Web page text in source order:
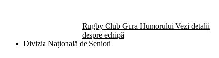
Rugby Club Gura Humorului Vezi detalii
despre echipă
Divizia Națională de Seniori